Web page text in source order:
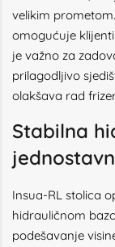
velikim
omogućuje
je važno za
prilagodljivo
olakšava rad
Stabilna
Insua-RL stolica
hidrauličnom
podešavanje